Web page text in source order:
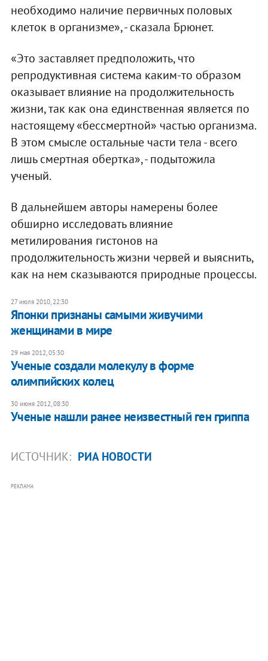
необходимо наличие первичных половых
клеток в организме», - сказала Брюнет.
«Это заставляет предположить, что
репродуктивная система каким-то образом
оказывает влияние на продолжительность
жизни, так как она единственная является по
настоящему «бессмертной» частью организма.
В этом смысле остальные части тела - всего
лишь смертная обертка», - подытожила
ученый.
В дальнейшем авторы намерены более
обширно исследовать влияние
метилирования гистонов на
продолжительность жизни червей и выяснить,
как на нем сказываются природные процессы.
27 июля 2010, 22:30
Японки признаны самыми живучими
женщинами в мире
29 мая 2012, 05:30
Ученые создали молекулу в форме
олимпийских колец
30 июня 2012, 08:30
Ученые нашли ранее неизвестный ген гриппа
ИСТОЧНИК: РИА НОВОСТИ
РЕКЛАМА